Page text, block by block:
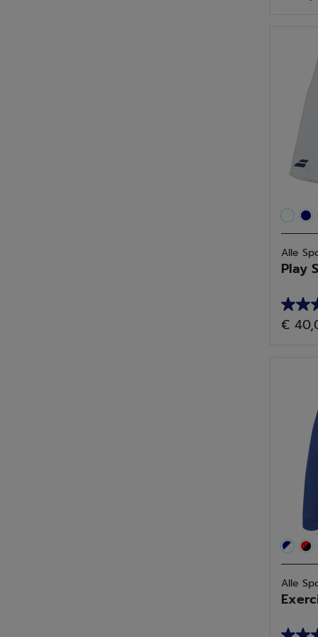
Alle
Play
3.5
von
€
Alle